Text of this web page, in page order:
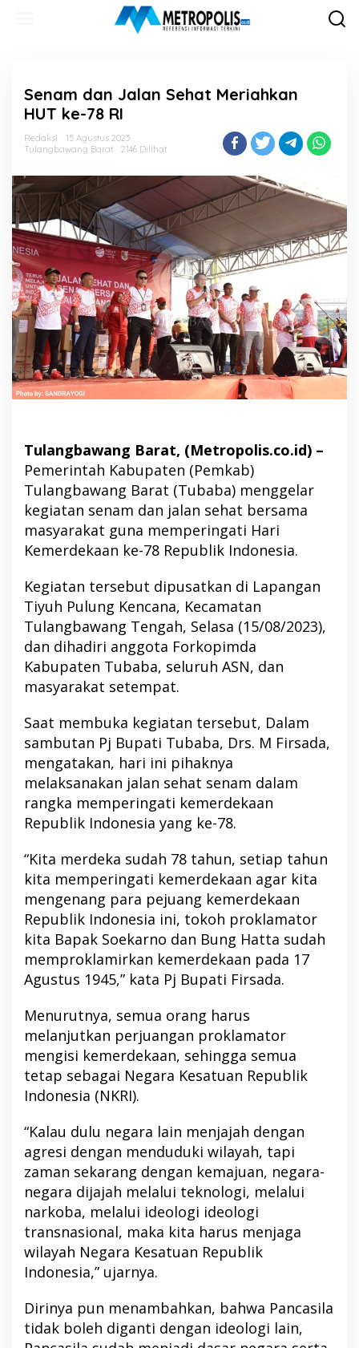
Senam dan Jalan Sehat Meriahkan
HUT ke-78 RI
Redaksi
15 Agustus 2023
Tulangbawang Barat
2146 Dilihat
Tulangbawang Barat, (Metropolis.co.id) –
Pemerintah Kabupaten (Pemkab)
Tulangbawang Barat (Tubaba) menggelar
kegiatan senam dan jalan sehat bersama
masyarakat guna memperingati Hari
Kemerdekaan ke-78 Republik Indonesia.
Kegiatan tersebut dipusatkan di Lapangan
Tiyuh Pulung Kencana, Kecamatan
Tulangbawang Tengah, Selasa (15/08/2023),
dan dihadiri anggota Forkopimda
Kabupaten Tubaba, seluruh ASN, dan
masyarakat setempat.
Saat membuka kegiatan tersebut, Dalam
sambutan Pj Bupati Tubaba, Drs. M Firsada,
mengatakan, hari ini pihaknya
melaksanakan jalan sehat senam dalam
rangka memperingati kemerdekaan
Republik Indonesia yang ke-78.
“Kita merdeka sudah 78 tahun, setiap tahun
kita memperingati kemerdekaan agar kita
mengenang para pejuang kemerdekaan
Republik Indonesia ini, tokoh proklamator
kita Bapak Soekarno dan Bung Hatta sudah
memproklamirkan kemerdekaan pada 17
Agustus 1945,” kata Pj Bupati Firsada.
Menurutnya, semua orang harus
melanjutkan perjuangan proklamator
mengisi kemerdekaan, sehingga semua
tetap sebagai Negara Kesatuan Republik
Indonesia (NKRI).
“Kalau dulu negara lain menjajah dengan
agresi dengan menduduki wilayah, tapi
zaman sekarang dengan kemajuan, negara-
negara dijajah melalui teknologi, melalui
narkoba, melalui ideologi ideologi
transnasional, maka kita harus menjaga
wilayah Negara Kesatuan Republik
Indonesia,” ujarnya.
Dirinya pun menambahkan, bahwa Pancasila
tidak boleh diganti dengan ideologi lain,